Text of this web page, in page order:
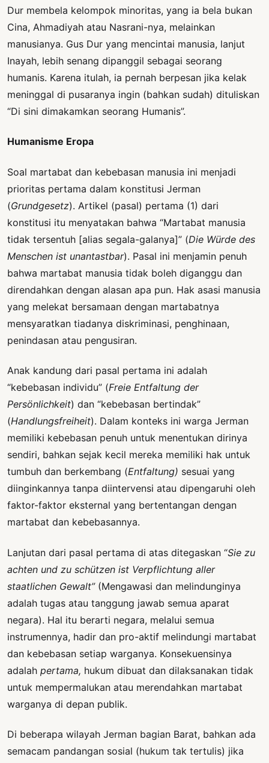
Dur membela kelompok minoritas, yang ia bela bukan
Cina, Ahmadiyah atau Nasrani-nya, melainkan
manusianya. Gus Dur yang mencintai manusia, lanjut
Inayah, lebih senang dipanggil sebagai seorang
humanis. Karena itulah, ia pernah berpesan jika kelak
meninggal di pusaranya ingin (bahkan sudah) dituliskan
“Di sini dimakamkan seorang Humanis”.
Humanisme Eropa
Soal martabat dan kebebasan manusia ini menjadi
prioritas pertama dalam konstitusi Jerman
(Grundgesetz). Artikel (pasal) pertama (1) dari
konstitusi itu menyatakan bahwa “Martabat manusia
tidak tersentuh [alias segala-galanya]” (Die Würde des
Menschen ist unantastbar). Pasal ini menjamin penuh
bahwa martabat manusia tidak boleh diganggu dan
direndahkan dengan alasan apa pun. Hak asasi manusia
yang melekat bersamaan dengan martabatnya
mensyaratkan tiadanya diskriminasi, penghinaan,
penindasan atau pengusiran.
Anak kandung dari pasal pertama ini adalah
“kebebasan individu” (Freie Entfaltung der
Persönlichkeit) dan “kebebasan bertindak”
(Handlungsfreiheit). Dalam konteks ini warga Jerman
memiliki kebebasan penuh untuk menentukan dirinya
sendiri, bahkan sejak kecil mereka memiliki hak untuk
tumbuh dan berkembang (Entfaltung) sesuai yang
diinginkannya tanpa diintervensi atau dipengaruhi oleh
faktor-faktor eksternal yang bertentangan dengan
martabat dan kebebasannya.
Lanjutan dari pasal pertama di atas ditegaskan “Sie zu
achten und zu schützen ist Verpflichtung aller
staatlichen Gewalt”(Mengawasi dan melindunginya
adalah tugas atau tanggung jawab semua aparat
negara). Hal itu berarti negara, melalui semua
instrumennya, hadir dan pro-aktif melindungi martabat
dan kebebasan setiap warganya. Konsekuensinya
adalah pertama, hukum dibuat dan dilaksanakan tidak
untuk mempermalukan atau merendahkan martabat
warganya di depan publik.
Di beberapa wilayah Jerman bagian Barat, bahkan ada
semacam pandangan sosial (hukum tak tertulis) jika